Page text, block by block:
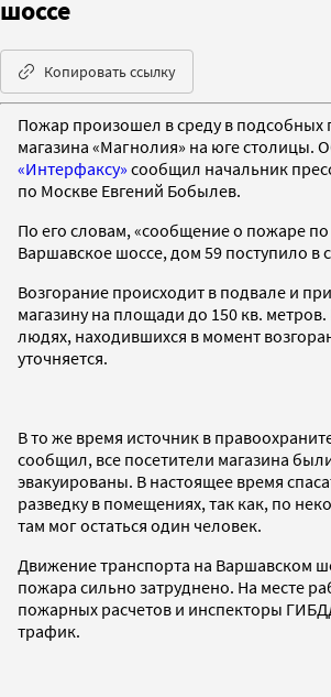
шоссе
Копировать ссылку
Пожар произошел в среду в
магазина «Магнолия» на юге столицы.
«Интерфаксу» сообщил начальник
по Москве Евгений Бобылев.
По его словам, «сообщение о пожаре по
Варшавское шоссе, дом 59 поступило в
Возгорание происходит в подвале и
магазину на площади до 150 кв.
людях, находившихся в момент
уточняется.
В то же время источник в
сообщил, все посетители магазина
эвакуированы. В настоящее время
разведку в помещениях, так как, по
там мог остаться один человек.
Движение транспорта на Варшавском
пожара сильно затруднено. На месте
пожарных расчетов и инспекторы
трафик.